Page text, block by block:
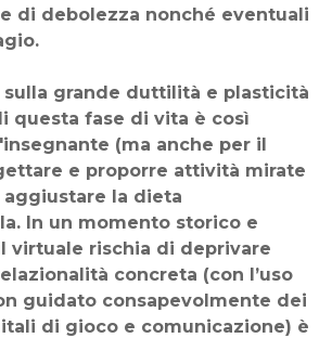
di debolezza nonché eventuali
sulla grande duttilità e plasticità
questa fase di vita è così
(ma anche per il
e proporre attività mirate
la dieta
In un momento storico e
virtuale rischia di deprivare
concreta (con l’uso
guidato consapevolmente dei
di gioco e comunicazione) è